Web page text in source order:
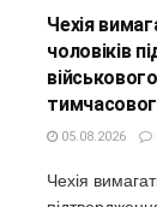
Чехія
чоловіків
05.08.2026
Чехія